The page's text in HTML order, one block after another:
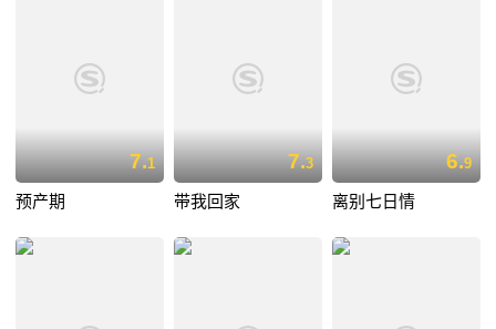
7.1
预产期
7.3
带我回家
6.9
离别七日情